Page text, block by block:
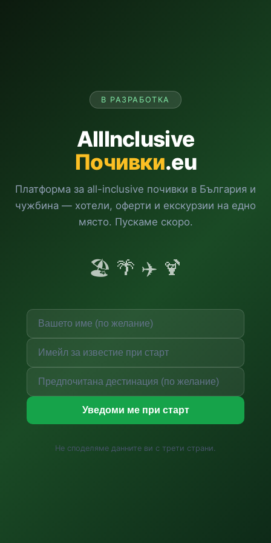
В РАЗРАБОТКА
AllInclusive
Почивки.eu
Платформа за all-inclusive почивки в България и
чужбина — хотели, оферти и екскурзии на едно
място. Пускаме скоро.
🏖️ 🌴 ✈️ 🍹
Уведоми ме при старт
Не споделяме данните ви с трети страни.